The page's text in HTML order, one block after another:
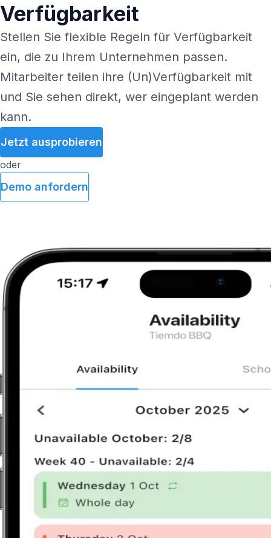
Verfügbarkeit
Stellen Sie flexible Regeln für Verfügbarkeit
ein, die zu Ihrem Unternehmen passen.
Mitarbeiter teilen ihre (Un)Verfügbarkeit mit
und Sie sehen direkt, wer eingeplant werden
kann.
Jetzt ausprobieren
oder
Demo anfordern